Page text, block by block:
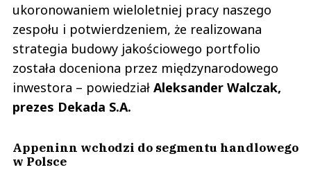
ukoronowaniem wieloletniej pracy naszego
zespołu i potwierdzeniem, że realizowana
strategia budowy jakościowego portfolio
została doceniona przez międzynarodowego
inwestora – powiedział Aleksander Walczak,
prezes Dekada S.A.
Appeninn wchodzi do segmentu handlowego
w Polsce